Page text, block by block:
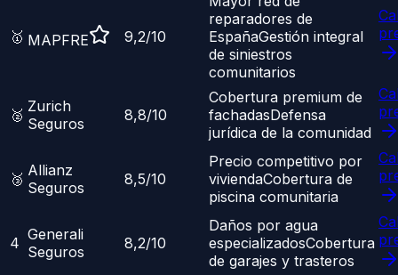
🥇 MAPFRE 9,2/10
reparadores de
EspañaGestión integral
de siniestros
comunitarios
🥈 Zurich
Seguros
8,8/10
Cobertura premium de
fachadasDefensa
jurídica de la comunidad
🥉 Allianz
Seguros
8,5/10
Precio competitivo por
viviendaCobertura de
piscina comunitaria
4 Generali
Seguros
8,2/10
Daños por agua
especializadosCobertura
de garajes y trasteros